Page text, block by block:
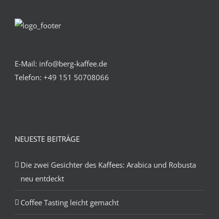
E-Mail: info@berg-kaffee.de
Telefon: +49 151 50708066
NEUESTE BEITRÄGE
Die zwei Gesichter des Kaffees: Arabica und Robusta
neu entdeckt
Coffee Tasting leicht gemacht